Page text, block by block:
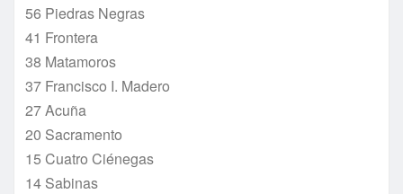
56 Piedras Negras
41 Frontera
38 Matamoros
37 Francisco I. Madero
27 Acuña
20 Sacramento
15 Cuatro Ciénegas
14 Sabinas